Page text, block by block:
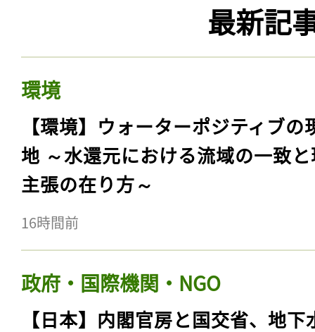
最新記
環境
【環境】ウォーターポジティブの
地 ～水還元における流域の一致
主張の在り方～
16時間前
政府・国際機関・NGO
【日本】内閣官房と国交省、地下